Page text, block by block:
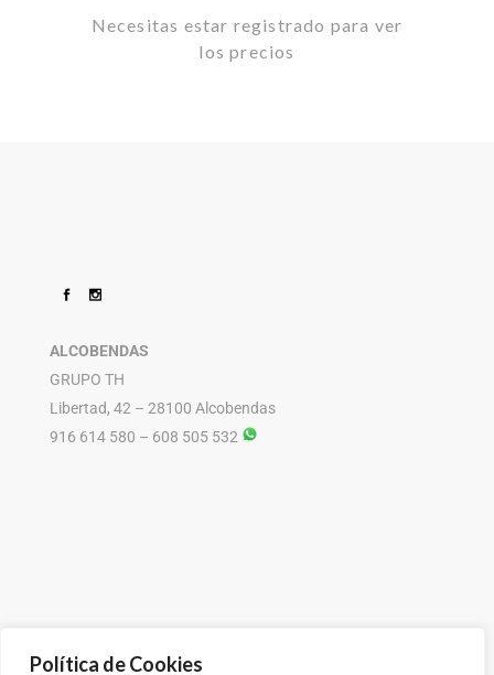
Política de Cookies
Necesitas estar registrado para ver
los precios
ALCOBENDAS
GRUPO TH
Libertad, 42 – 28100 Alcobendas
916 614 580 – 608 505 532